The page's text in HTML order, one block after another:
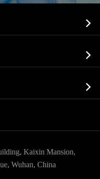



Kaixin Mansion,
Wuhan, China